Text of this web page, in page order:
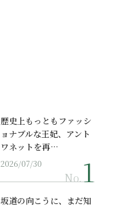
歴史上もっともファッシ
ョナブルな王妃、アント
ワネットを再…
2026/07/30
No.
坂道の向こうに、まだ知